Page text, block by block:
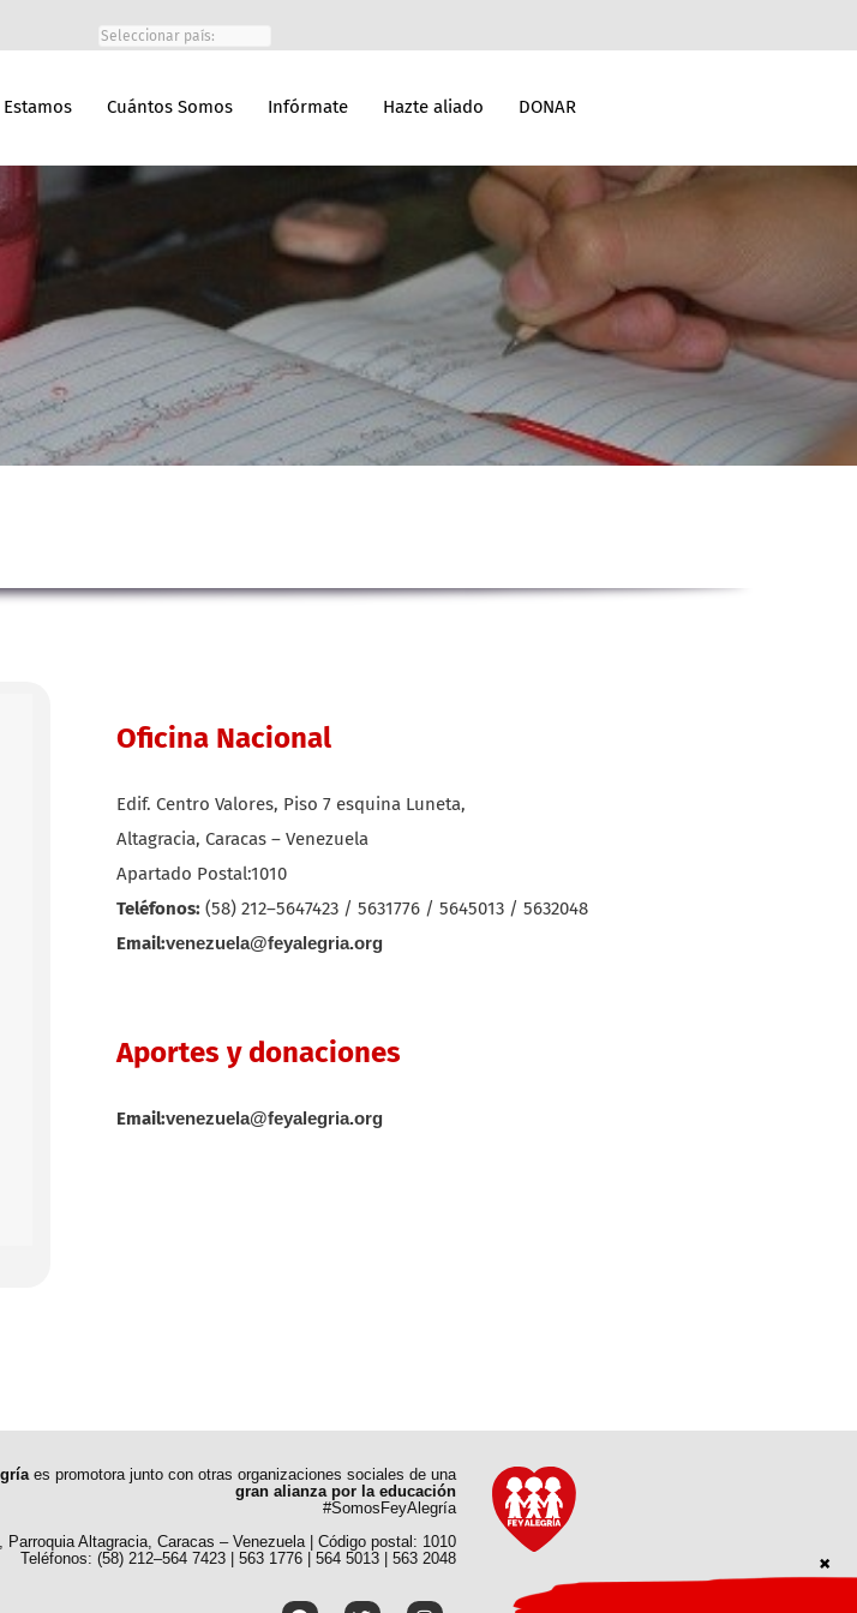
Cuántos Somos Infórmate Hazte aliado DONAR
Oficina Nacional
Edif. Centro Valores, Piso 7 esquina Luneta,
Altagracia, Caracas – Venezuela
Apartado Postal:1010
Teléfonos: (58) 212–5647423 / 5631776 / 5645013 / 5632048
Email:venezuela@feyalegria.org
Aportes y donaciones
Email:venezuela@feyalegria.org
es promotora junto con otras organizaciones sociales de una
gran alianza por la educación
#SomosFeyAlegría
Altagracia, Caracas – Venezuela | Código postal: 1010
Teléfonos: (58) 212–564 7423 | 563 1776 | 564 5013 | 563 2048